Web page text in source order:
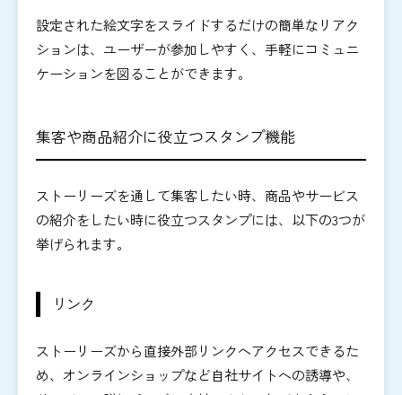
設定された絵文字をスライドするだけの簡単なリアク
ションは、ユーザーが参加しやすく、手軽にコミュニ
ケーションを図ることができます。
集客や商品紹介に役立つスタンプ機能
ストーリーズを通して集客したい時、商品やサービス
の紹介をしたい時に役立つスタンプには、以下の3つが
挙げられます。
リンク
ストーリーズから直接外部リンクへアクセスできるた
め、オンラインショップなど自社サイトへの誘導や、